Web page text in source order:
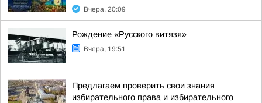
Вчера, 20:09
Рождение «Русского витязя»
Вчера, 19:51
Предлагаем проверить свои знания
избирательного права и избирательного